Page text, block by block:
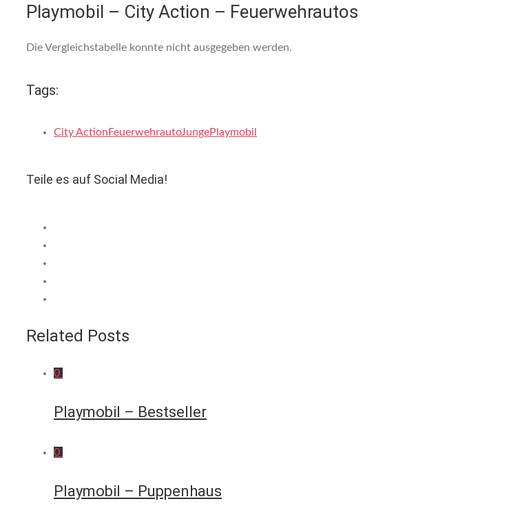
Playmobil – City Action – Feuerwehrautos
Die Vergleichstabelle konnte nicht ausgegeben werden.
Tags:
City Action FeuerwehrautoJungePlaymobil
Teile es auf Social Media!
Related Posts
0
Playmobil – Bestseller
0
Playmobil – Puppenhaus